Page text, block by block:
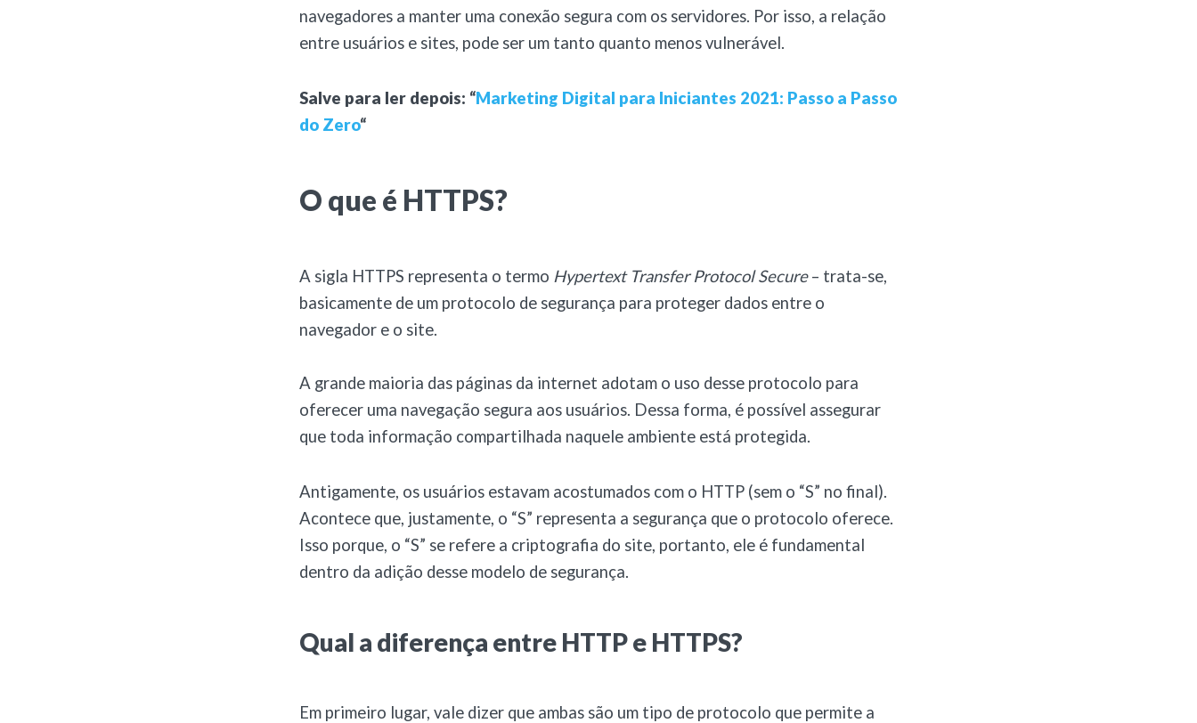
navegadores a manter uma conexão segura com os servidores. Por isso, a relação
entre usuários e sites, pode ser um tanto quanto menos vulnerável.
Salve para ler depois: “Marketing Digital para Iniciantes 2021: Passo a Passo
do Zero“
O que é HTTPS?
A sigla HTTPS representa o termo Hypertext Transfer Protocol Secure– trata-se,
basicamente de um protocolo de segurança para proteger dados entre o
navegador e o site.
A grande maioria das páginas da internet adotam o uso desse protocolo para
oferecer uma navegação segura aos usuários. Dessa forma, é possível assegurar
que toda informação compartilhada naquele ambiente está protegida.
Antigamente, os usuários estavam acostumados com o HTTP (sem o “S” no final).
Acontece que, justamente, o “S” representa a segurança que o protocolo oferece.
Isso porque, o “S” se refere a criptografia do site, portanto, ele é fundamental
dentro da adição desse modelo de segurança.
Qual a diferença entre HTTP e HTTPS?
Em primeiro lugar, vale dizer que ambas são um tipo de protocolo que permite a